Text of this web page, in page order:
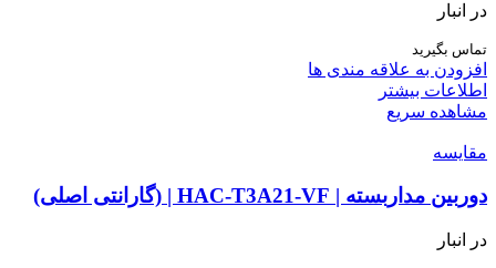
در انبار
تماس بگیرید
افزودن به علاقه مندی ها
اطلاعات بیشتر
مشاهده سریع
مقایسه
دوربین مداربسته | HAC-T3A21-VF | (گارانتی اصلی)
در انبار